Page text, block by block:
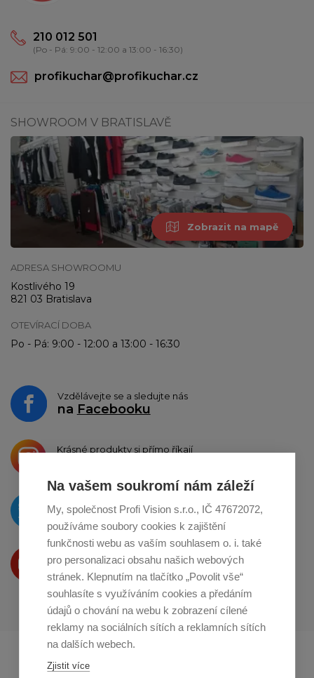
210 012 501
(Po - Pá: 9:00 - 12:00 a 13:00 - 16:30)
profikuchar@profikuchar.cz
SHOWROOM V BRATISLAVĚ
Zobrazit na mapě
ADRESA SHOWROOMU
Kostlivého 19
821 03 Bratislava
OTEVÍRACÍ DOBA
Po - Pá: 9:00 - 12:00 a 13:00 - 16:30
Vzdělávejte se a sledujte nás
na Facebooku
Krásné produkty si přímo říkají
O novinkách píšeme
naTwitteru
Produkty Vám představujeme
na Youtube
Profikuchar.sk
Na vašem soukromí nám záleží
My, společnost Profi Vision s.r.o., IČ 47672072,
používáme soubory cookies k zajištění
funkčnosti webu as vaším souhlasem o. i. také
pro personalizaci obsahu našich webových
stránek. Klepnutím na tlačítko „Povolit vše“
souhlasíte s využíváním cookies a předáním
údajů o chování na webu k zobrazení cílené
reklamy na sociálních sítích a reklamních sítích
na dalších webech.
Zjistit více